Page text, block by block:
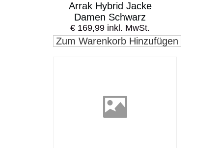
Arrak Hybrid Jacke
Damen Schwarz
€ 169,99 inkl. MwSt.
Zum Warenkorb Hinzufügen